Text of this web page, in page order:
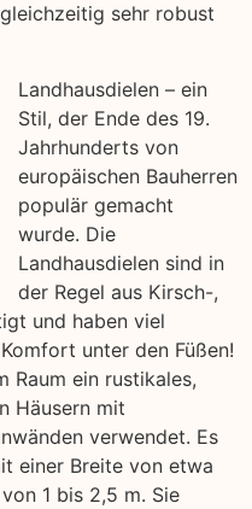
sehr robust
Landhausdielen – ein
Stil, der Ende des 19.
Jahrhunderts von
europäischen Bauherren
populär gemacht
wurde. Die
Landhausdielen sind in
der Regel aus Kirsch-,
und haben viel
unter den Füßen!
Raum ein rustikales,
Häusern mit
verwendet. Es
einer Breite von etwa
1 bis 2,5 m. Sie